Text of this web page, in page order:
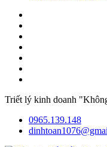
Triết lý kinh doanh
0965.139.148